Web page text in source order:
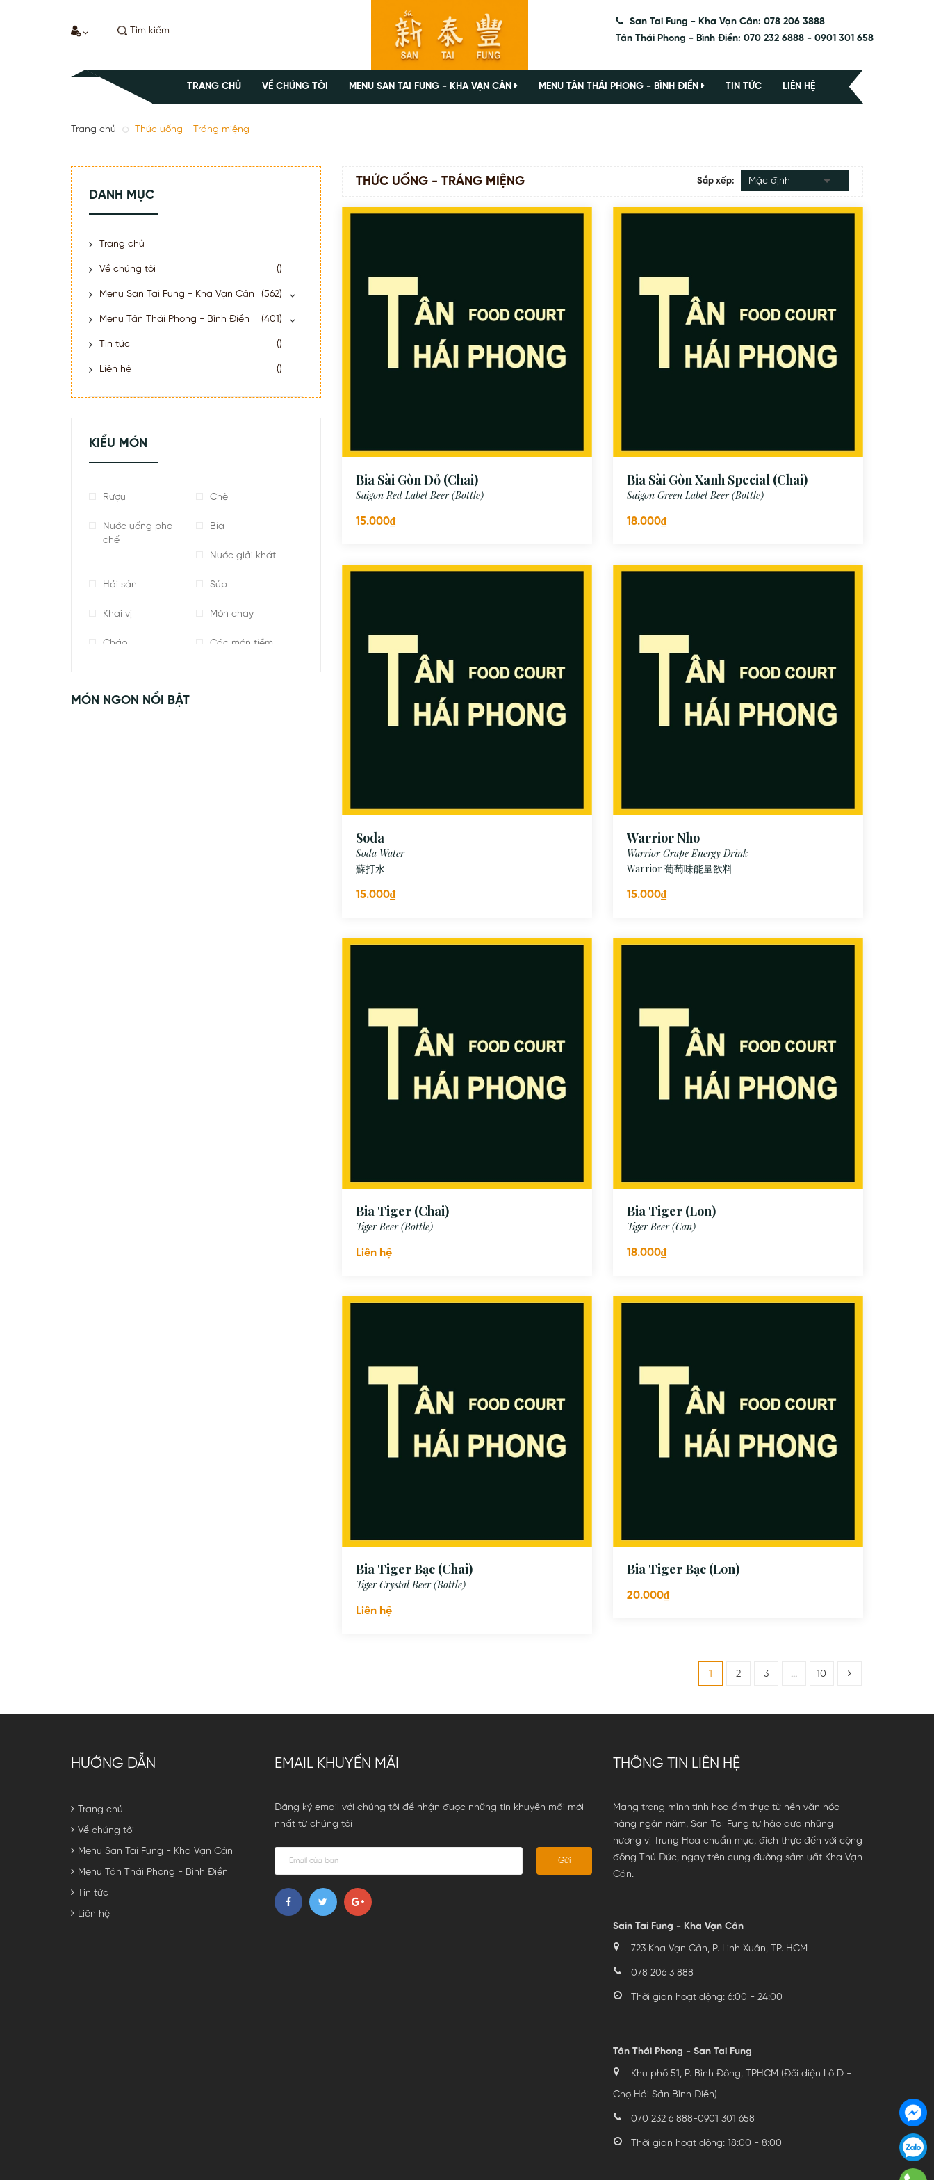
San Tai Fung - Kha Vạn Cân: 078 206 3888
Tân Thái Phong - Bình Điền: 070 232 6888 - 0901 301 658
TRANG CHỦ VỀ CHÚNG TÔI MENU SAN TAI FUNG - KHA VẠN CÂN MENU TÂN THÁI PHONG - BÌNH ĐIỀN TIN TỨC LIÊN HỆ
Trang chủ Thức uống - Tráng miệng
THỨC UỐNG - TRÁNG MIỆNG Sắp xếp:
Bia Sài Gòn Đỏ (Chai)
Saigon Red Label Beer (Bottle)
15.000₫
Bia Sài Gòn Xanh Special (Chai)
Saigon Green Label Beer (Bottle)
18.000₫
Soda
Soda Water
蘇打水
15.000₫
Warrior Nho
Warrior Grape Energy Drink
Warrior 葡萄味能量飲料
15.000₫
Bia Tiger (Chai)
Tiger Beer (Bottle)
Liên hệ
Bia Tiger (Lon)
Tiger Beer (Can)
18.000₫
Bia Tiger Bạc (Chai)
Tiger Crystal Beer (Bottle)
Liên hệ
Bia Tiger Bạc (Lon)
20.000₫
1 2 3 ... 10
DANH MỤC
Trang chủ
Về chúng tôi ()
Menu San Tai Fung - Kha Vạn Cân (562)
Menu Tân Thái Phong - Bình Điền (401)
Tin tức ()
Liên hệ ()
KIỂU MÓN
Rượu Chè
Nước uống pha
chế
Bia
Nước giải khát
Hải sản Súp
Khai vị Món chay
Cháo Các món tiềm
Cua
MÓN NGON NỔI BẬT
HƯỚNG DẪN
Trang chủ
Về chúng tôi
Menu San Tai Fung - Kha Vạn Cân
Menu Tân Thái Phong - Bình Điền
Tin tức
Liên hệ
EMAIL KHUYẾN MÃI
Đăng ký email với chúng tôi để nhận được những tin khuyến mãi mới
nhất từ chúng tôi
Gửi
THÔNG TIN LIÊN HỆ
Mang trong mình tinh hoa ẩm thực từ nền văn hóa
hàng ngàn năm, San Tai Fung tự hào đưa những
hương vị Trung Hoa chuẩn mực, đích thực đến với cộng
đồng Thủ Đức, ngay trên cung đường sầm uất Kha Vạn
Cân.
Sain Tai Fung - Kha Vạn Cân
723 Kha Vạn Cân, P. Linh Xuân, TP. HCM
078 206 3 888
Thời gian hoạt động: 6:00 - 24:00
Tân Thái Phong - San Tai Fung
Khu phố 51, P. Bình Đông, TPHCM (Đối diện Lô D -
Chợ Hải Sản Bình Điền)
070 232 6 888-0901 301 658
Thời gian hoạt động: 18:00 - 8:00